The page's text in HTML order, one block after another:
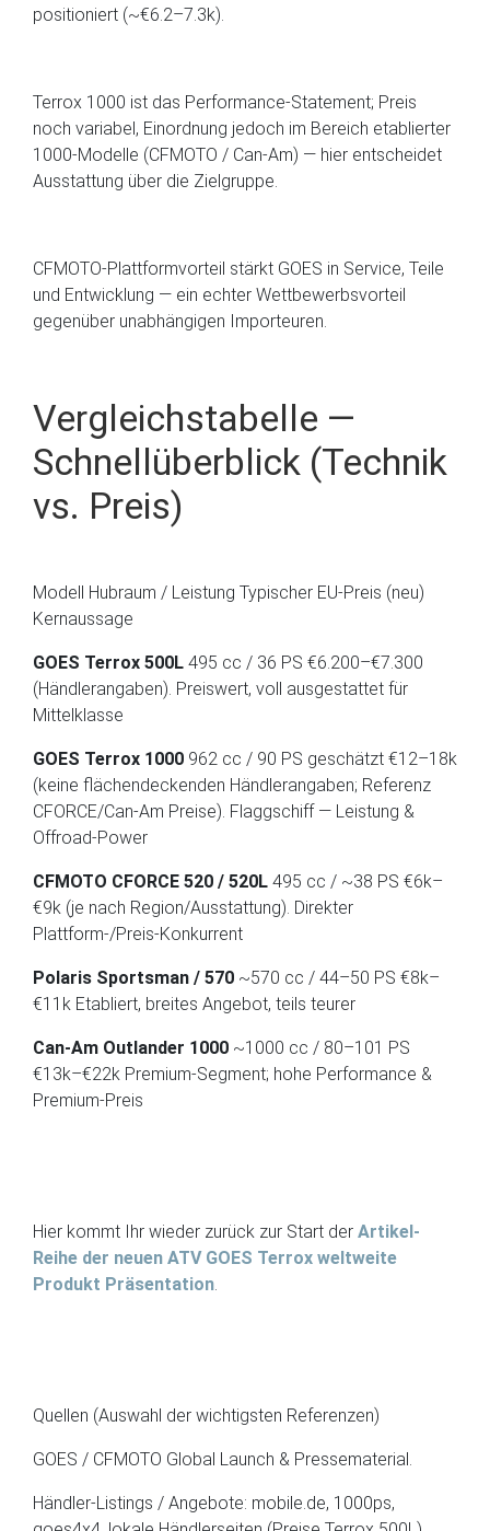
positioniert (~€6.2–7.3k).
Terrox 1000 ist das Performance-Statement; Preis
noch variabel, Einordnung jedoch im Bereich etablierter
1000-Modelle (CFMOTO / Can-Am) — hier entscheidet
Ausstattung über die Zielgruppe.
CFMOTO-Plattformvorteil stärkt GOES in Service, Teile
und Entwicklung — ein echter Wettbewerbsvorteil
gegenüber unabhängigen Importeuren.
Vergleichstabelle —
Schnellüberblick (Technik
vs. Preis)
Modell Hubraum / Leistung Typischer EU-Preis (neu)
Kernaussage
GOES Terrox 500L 495 cc / 36 PS €6.200–€7.300
(Händlerangaben). Preiswert, voll ausgestattet für
Mittelklasse
GOES Terrox 1000 962 cc / 90 PS geschätzt €12–18k
(keine flächendeckenden Händlerangaben; Referenz
CFORCE/Can-Am Preise). Flaggschiff — Leistung &
Offroad-Power
CFMOTO CFORCE 520 / 520L 495 cc / ~38 PS €6k–
€9k (je nach Region/Ausstattung). Direkter
Plattform-/Preis-Konkurrent
Polaris Sportsman / 570 ~570 cc / 44–50 PS €8k–
€11k Etabliert, breites Angebot, teils teurer
Can-Am Outlander 1000 ~1000 cc / 80–101 PS
€13k–€22k Premium-Segment; hohe Performance &
Premium-Preis
Hier kommt Ihr wieder zurück zur Start der Artikel-
Reihe der neuen ATV GOES Terrox weltweite
Produkt Präsentation.
Quellen (Auswahl der wichtigsten Referenzen)
GOES / CFMOTO Global Launch & Pressematerial.
Händler-Listings / Angebote: mobile.de, 1000ps,